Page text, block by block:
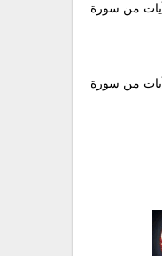
من سورة
من سورة